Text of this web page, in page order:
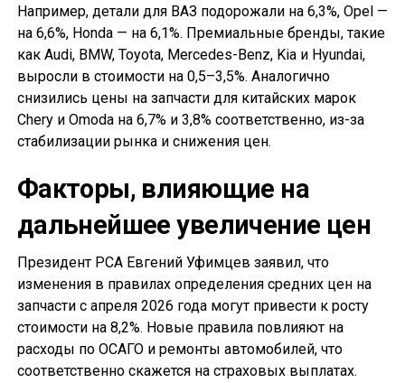
Например, детали для ВАЗ подорожали на 6,3%, Opel —
на 6,6%, Honda — на 6,1%. Премиальные бренды, такие
как Audi, BMW, Toyota, Mercedes-Benz, Kia и Hyundai,
выросли в стоимости на 0,5–3,5%. Аналогично
снизились цены на запчасти для китайских марок
Chery и Omoda на 6,7% и 3,8% соответственно, из-за
стабилизации рынка и снижения цен.
Факторы, влияющие на
дальнейшее увеличение цен
Президент РСА Евгений Уфимцев заявил, что
изменения в правилах определения средних цен на
запчасти с апреля 2026 года могут привести к росту
стоимости на 8,2%. Новые правила повлияют на
расходы по ОСАГО и ремонты автомобилей, что
соответственно скажется на страховых выплатах.